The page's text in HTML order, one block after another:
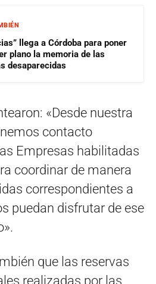
llega a Córdoba para poner
plano la memoria de las
desaparecidas
«Desde nuestra
contacto
Empresas habilitadas
coordinar de manera
correspondientes a
puedan disfrutar de ese
que las reservas
realizadas por las